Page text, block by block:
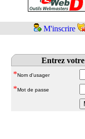
M'inscrire
Entrez votre
*Nom d'usager
*Mot de passe